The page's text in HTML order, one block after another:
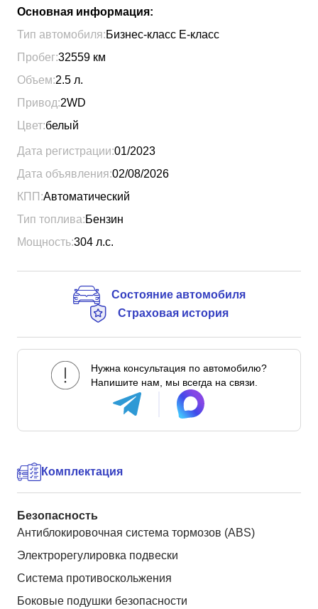
Основная информация:
Тип автомобиля:Бизнес-класс Е-класс
Пробег:32559 км
Объем:2.5 л.
Привод:2WD
Цвет:белый
Дата регистрации:01/2023
Дата объявления:02/08/2026
КПП:Автоматический
Тип топлива:Бензин
Мощность:304 л.с.
Состояние автомобиля
Страховая история
Нужна консультация по автомобилю?
Напишите нам, мы всегда на связи.
Комплектация
Безопасность
Антиблокировочная система тормозов (ABS)
Электрорегулировка подвески
Система противоскольжения
Боковые подушки безопасности